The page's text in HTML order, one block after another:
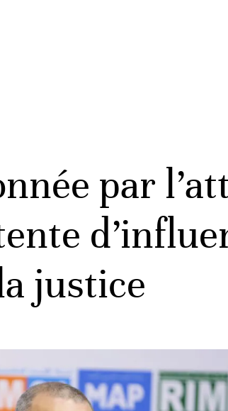
par
justice